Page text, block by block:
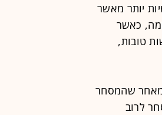
יותר מאשר
כאשר
טובות,
מאחר שהמסחר
לרוב